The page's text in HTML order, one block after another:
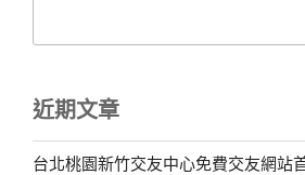
近期文章
台北桃園新竹交友中心免費交友網站